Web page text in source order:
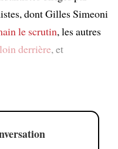
dont Gilles Simeoni
le scrutin, les autres
loin derrière, et